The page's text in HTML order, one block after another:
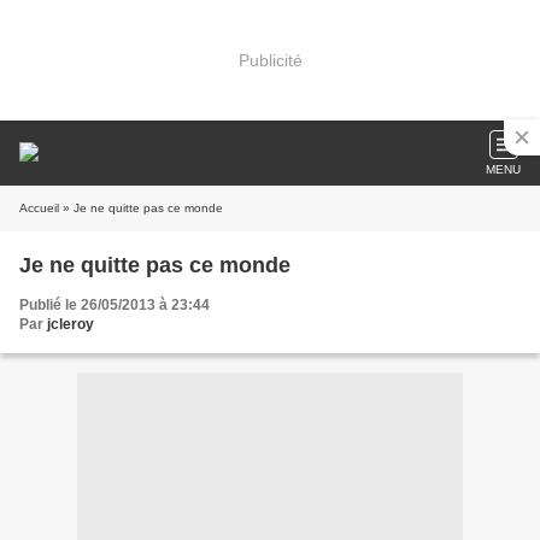
Publicité
MENU
Accueil » Je ne quitte pas ce monde
Je ne quitte pas ce monde
Publié le 26/05/2013 à 23:44
Par jcleroy